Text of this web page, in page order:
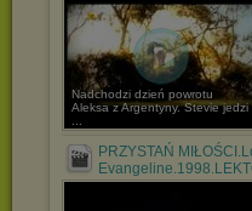
Nadchodzi dzień powrotu
Aleksa z Argentyny. Stevie jedzi
PRZYSTAŃ